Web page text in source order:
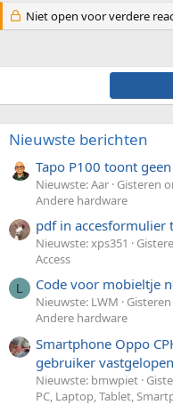
Niet open voor verdere
Nieuwste berichten
Tapo P100 toont
Nieuwste: Aar Gisteren
Andere hardware
pdf in accesformulier
Nieuwste: xps351
Access
L Code voor mobieltje
Nieuwste: LWM
Andere hardware
Smartphone Oppo
gebruiker vastgelopen
Nieuwste: bmwpiet
PC, Laptop, Tablet,